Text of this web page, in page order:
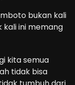
bukan kali
kali ini memang
kita semua
tidak bisa